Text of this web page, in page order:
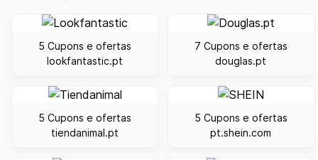
5 Cupons e ofertas
lookfantastic.pt
7 Cupons e ofertas
douglas.pt
5 Cupons e ofertas
tiendanimal.pt
5 Cupons e ofertas
pt.shein.com